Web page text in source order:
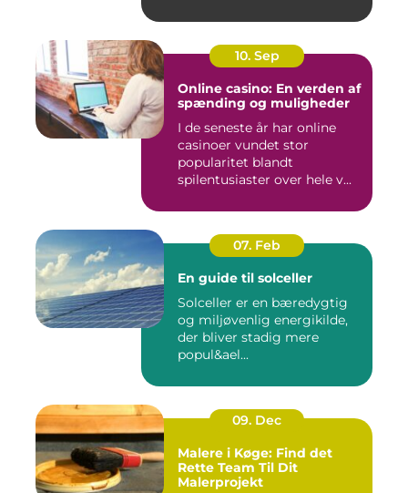
10. Sep
Online casino: En verden af
spænding og muligheder
I de seneste år har online
casinoer vundet stor
popularitet blandt
spilentusiaster over hele v...
07. Feb
En guide til solceller
Solceller er en bæredygtig
og miljøvenlig energikilde,
der bliver stadig mere
popul&ael...
09. Dec
Malere i Køge: Find det
Rette Team Til Dit
Malerprojekt